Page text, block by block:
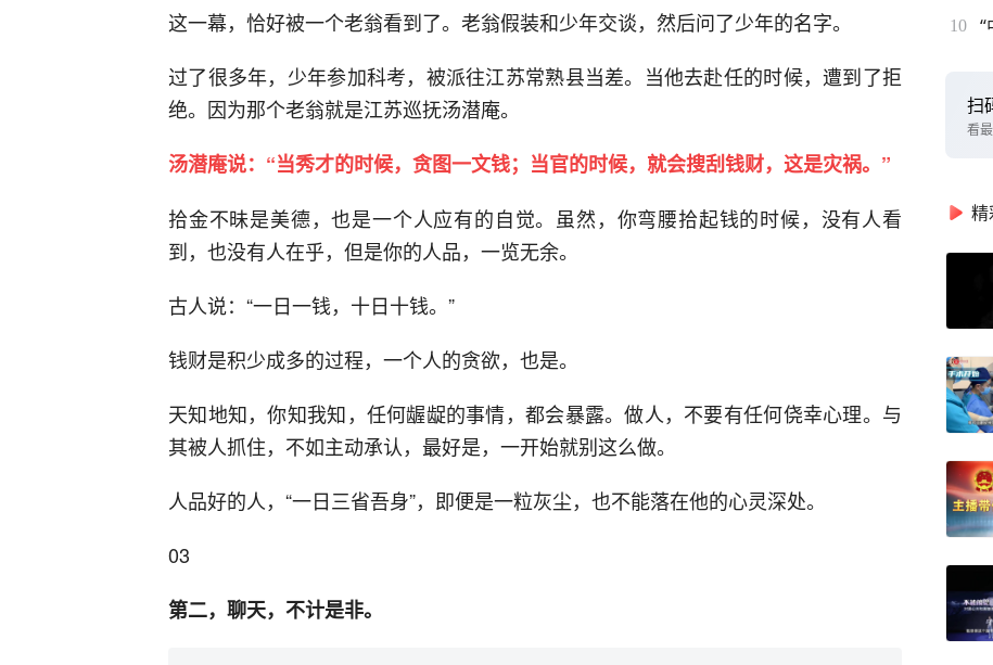
这一幕，恰好被一个老翁看到了。老翁假装和少年交谈，然后问了少年的名字。
过了很多年，少年参加科考，被派往江苏常熟县当差。当他去赴任的时候，遭到了拒
绝。因为那个老翁就是江苏巡抚汤潜庵。
汤潜庵说：“当秀才的时候，贪图一文钱；当官的时候，就会搜刮钱财，这是灾祸。”
拾金不昧是美德，也是一个人应有的自觉。虽然，你弯腰拾起钱的时候，没有人看
到，也没有人在乎，但是你的人品，一览无余。
古人说：“一日一钱，十日十钱。”
钱财是积少成多的过程，一个人的贪欲，也是。
天知地知，你知我知，任何龌龊的事情，都会暴露。做人，不要有任何侥幸心理。与
其被人抓住，不如主动承认，最好是，一开始就别这么做。
人品好的人，“一日三省吾身”，即便是一粒灰尘，也不能落在他的心灵深处。
03
第二，聊天，不计是非。
10
扫
看
精